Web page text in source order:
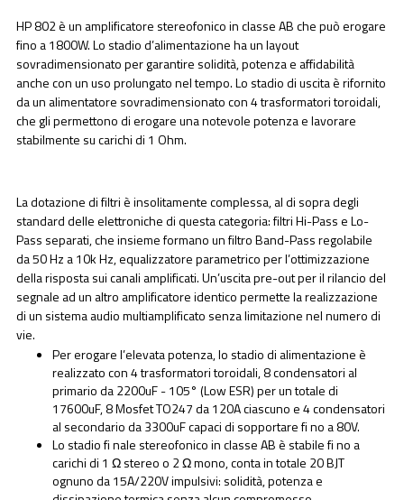
HP 802 è un amplificatore stereofonico in classe AB che può erogare
fino a 1800W. Lo stadio d’alimentazione ha un layout
sovradimensionato per garantire solidità, potenza e affidabilità
anche con un uso prolungato nel tempo. Lo stadio di uscita è rifornito
da un alimentatore sovradimensionato con 4 trasformatori toroidali,
che gli permettono di erogare una notevole potenza e lavorare
stabilmente su carichi di 1 Ohm.
La dotazione di filtri è insolitamente complessa, al di sopra degli
standard delle elettroniche di questa categoria: filtri Hi-Pass e Lo-
Pass separati, che insieme formano un filtro Band-Pass regolabile
da 50 Hz a 10k Hz, equalizzatore parametrico per l’ottimizzazione
della risposta sui canali amplificati. Un’uscita pre-out per il rilancio del
segnale ad un altro amplificatore identico permette la realizzazione
di un sistema audio multiamplificato senza limitazione nel numero di
vie.
Per erogare l’elevata potenza, lo stadio di alimentazione è
realizzato con 4 trasformatori toroidali, 8 condensatori al
primario da 2200uF - 105° (Low ESR) per un totale di
17600uF, 8 Mosfet TO247 da 120A ciascuno e 4 condensatori
al secondario da 3300uF capaci di sopportare fi no a 80V.
Lo stadio fi nale stereofonico in classe AB è stabile fi no a
carichi di 1 Ω stereo o 2 Ω mono, conta in totale 20 BJT
ognuno da 15A/220V impulsivi: solidità, potenza e